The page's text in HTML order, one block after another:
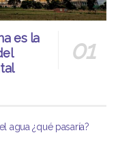
es la
agua ¿qué pasaría?